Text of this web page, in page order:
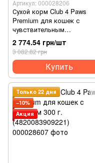
Артикул: 000028206
Сухой корм Club 4 Paws
Premium для кошек с
чувствительным
пищеварением 14 кг
(4820083909399)
2 774.54 грн/шт
3 082.82 грн
Купить
Только 22 дня
−10%
Акция